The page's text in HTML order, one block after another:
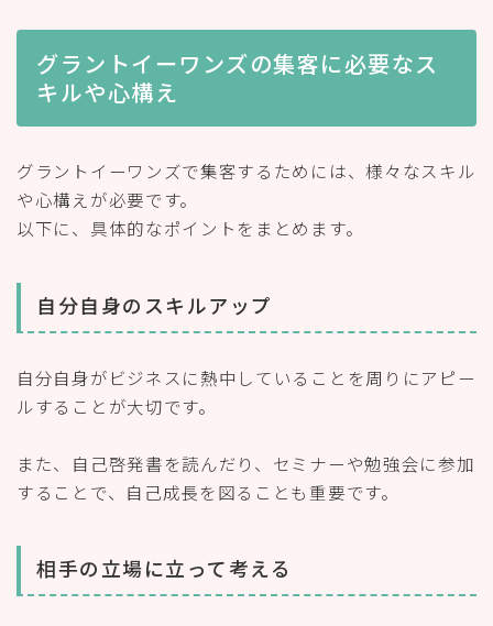
グラントイーワンズの集客に必要なス
キルや心構え
グラントイーワンズで集客するためには、様々なスキル
や心構えが必要です。
以下に、具体的なポイントをまとめます。
自分自身のスキルアップ
自分自身がビジネスに熱中していることを周りにアピー
ルすることが大切です。
また、自己啓発書を読んだり、セミナーや勉強会に参加
することで、自己成長を図ることも重要です。
相手の立場に立って考える